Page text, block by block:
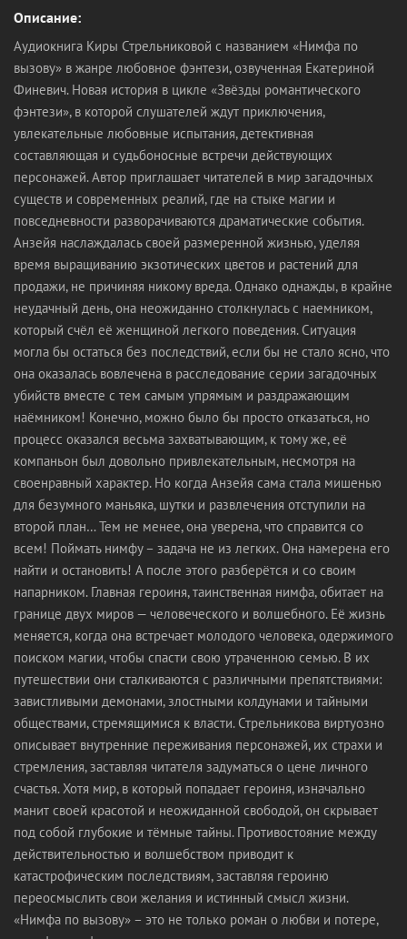
Описание:
Аудиокнига Киры Стрельниковой с названием «Нимфа по
вызову» в жанре любовное фэнтези, озвученная Екатериной
Финевич. Новая история в цикле «Звёзды романтического
фэнтези», в которой слушателей ждут приключения,
увлекательные любовные испытания, детективная
составляющая и судьбоносные встречи действующих
персонажей. Автор приглашает читателей в мир загадочных
существ и современных реалий, где на стыке магии и
повседневности разворачиваются драматические события.
Анзейя наслаждалась своей размеренной жизнью, уделяя
время выращиванию экзотических цветов и растений для
продажи, не причиняя никому вреда. Однако однажды, в крайне
неудачный день, она неожиданно столкнулась с наемником,
который счёл её женщиной легкого поведения. Ситуация
могла бы остаться без последствий, если бы не стало ясно, что
она оказалась вовлечена в расследование серии загадочных
убийств вместе с тем самым упрямым и раздражающим
наёмником! Конечно, можно было бы просто отказаться, но
процесс оказался весьма захватывающим, к тому же, её
компаньон был довольно привлекательным, несмотря на
своенравный характер. Но когда Анзейя сама стала мишенью
для безумного маньяка, шутки и развлечения отступили на
второй план… Тем не менее, она уверена, что справится со
всем! Поймать нимфу – задача не из легких. Она намерена его
найти и остановить! А после этого разберётся и со своим
напарником. Главная героиня, таинственная нимфа, обитает на
границе двух миров — человеческого и волшебного. Её жизнь
меняется, когда она встречает молодого человека, одержимого
поиском магии, чтобы спасти свою утраченною семью. В их
путешествии они сталкиваются с различными препятствиями:
завистливыми демонами, злостными колдунами и тайными
обществами, стремящимися к власти. Стрельникова виртуозно
описывает внутренние переживания персонажей, их страхи и
стремления, заставляя читателя задуматься о цене личного
счастья. Хотя мир, в который попадает героиня, изначально
манит своей красотой и неожиданной свободой, он скрывает
под собой глубокие и тёмные тайны. Противостояние между
действительностью и волшебством приводит к
катастрофическим последствиям, заставляя героиню
переосмыслить свои желания и истинный смысл жизни.
«Нимфа по вызову» – это не только роман о любви и потере,